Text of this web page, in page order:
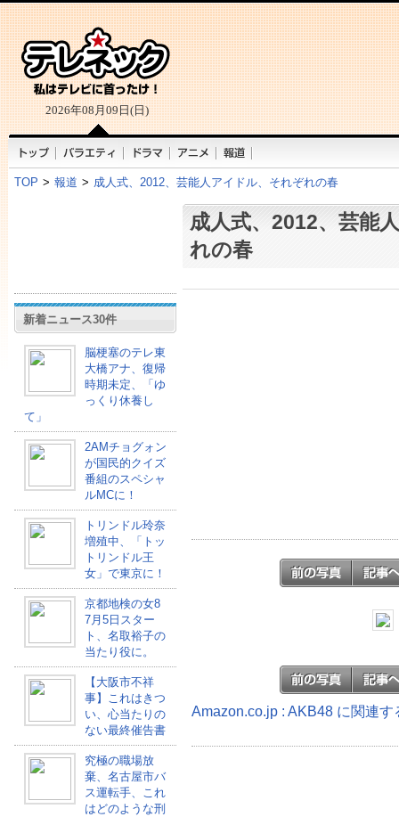
2026年08月09日(日)
TOP > 報道 > 成人式、2012、芸能人アイドル、それぞれの春
新着ニュース30件
脳梗塞のテレ東
大橋アナ、復帰
時期未定、「ゆ
っくり休養し
て」
2AMチョグォン
が国民的クイズ
番組のスペシャ
ルMCに！
トリンドル玲奈
増殖中、「トッ
トリンドル王
女」で東京に！
京都地検の女8
7月5日スター
ト、名取裕子の
当たり役に。
【大阪市不祥
事】これはきつ
い、心当たりの
ない最終催告書
究極の職場放
棄、名古屋市バ
ス運転手、これ
はどのような刑
成人式、2012、芸能
れの春
Amazon.co.jp : AKB48 に関連す